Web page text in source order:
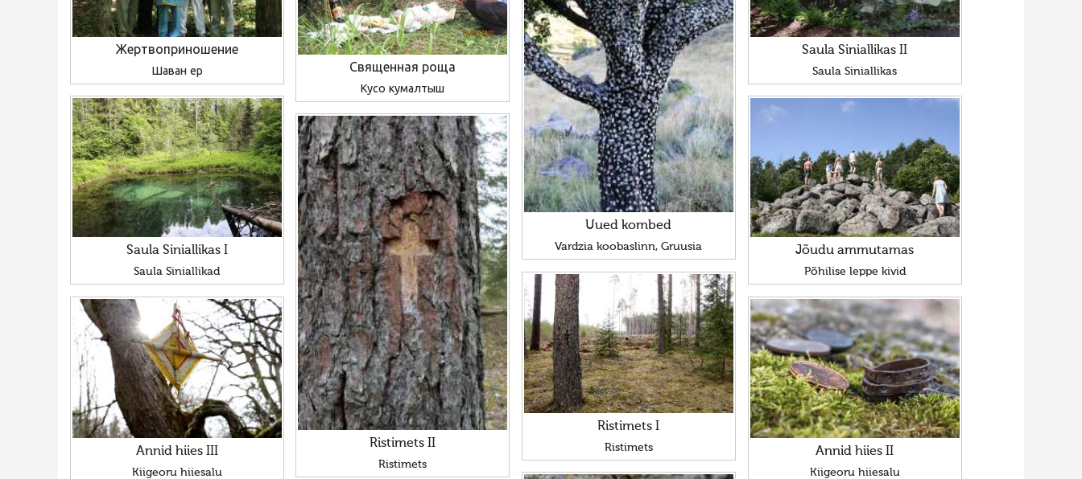
Жертвоприношение
Шаван ер Священная роща
Кусо кумалтыш
Uued kombed
Vardzia koobaslinn, Gruusia
Saula Siniallikas II
Saula Siniallikas
Saula Siniallikas I
Saula Siniallikad
Jõudu ammutamas
Põhilise leppe kivid
Ristimets II
Ristimets
Ristimets I
Ristimets
Annid hiies III
Kiigeoru hiiesalu
Annid hiies II
Kiigeoru hiiesalu